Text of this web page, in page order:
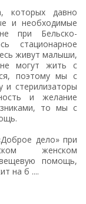
которых давно
и необходимые
при Бельско-
стационарное
живут малыши,
могут жить с
поэтому мы с
и стерилизаторы
и желание
то мы с
дело» при
женском
помощь,
на б ....